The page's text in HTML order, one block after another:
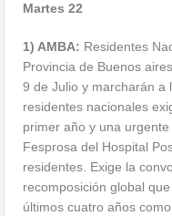
Martes 22
1) AMBA: Residentes
Provincia de Buenos
9 de Julio y marcharán a
residentes nacionales
primer año y una
Fesprosa del Hospital
residentes. Exige la
recomposición global
últimos cuatro años